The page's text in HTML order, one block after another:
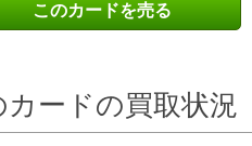
このカードを売る
カードの買取状況